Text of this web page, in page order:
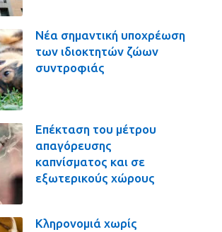
Νέα σημαντική υποχρέωση
των ιδιοκτητών ζώων
συντροφιάς
Επέκταση του μέτρου
απαγόρευσης
καπνίσματος και σε
εξωτερικούς χώρους
Κληρονομιά χωρίς